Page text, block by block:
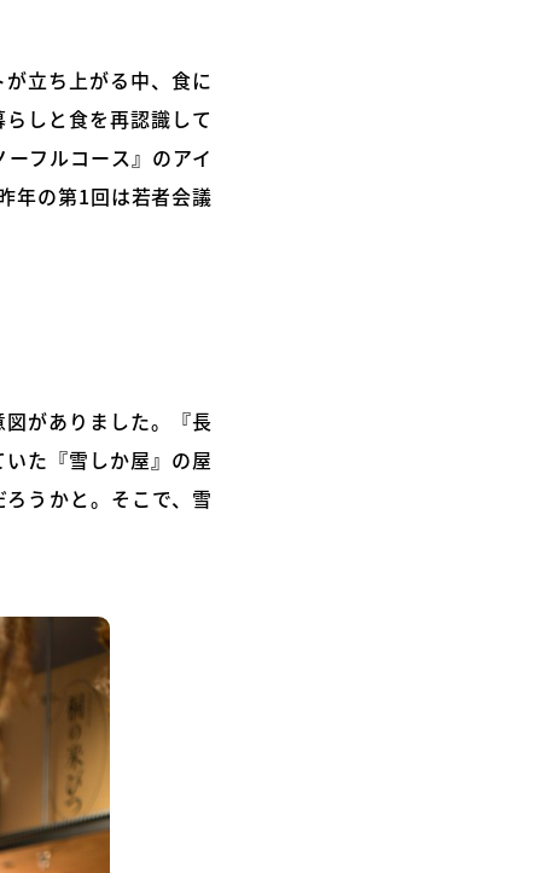
立ち上がる中、食に
しと食を再認識して
フルコース』のアイ
年の第1回は若者会議
がありました。『長
た『雪しか屋』の屋
うかと。そこで、雪